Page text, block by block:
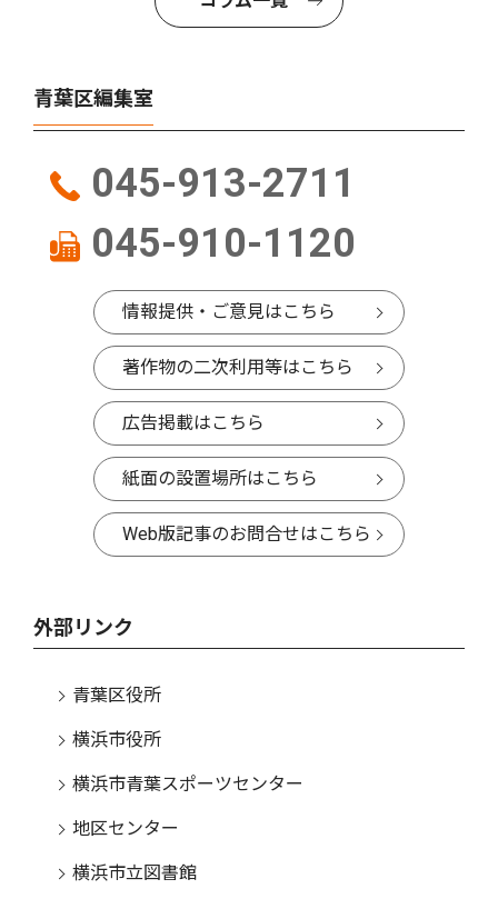
青葉区編集室
045-913-2711
045-910-1120
情報提供・ご意見はこちら
著作物の二次利用等はこちら
広告掲載はこちら
紙面の設置場所はこちら
Web版記事のお問合せはこちら
外部リンク
青葉区役所
横浜市役所
横浜市青葉スポーツセンター
地区センター
横浜市立図書館